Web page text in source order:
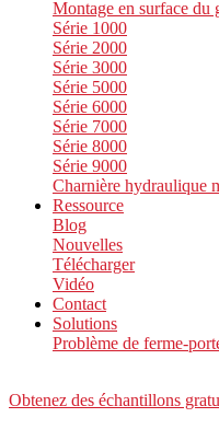
Montage en surface du
Série 1000
Série 2000
Série 3000
Série 5000
Série 6000
Série 7000
Série 8000
Série 9000
Charnière hydraulique
Ressource
Blog
Nouvelles
Télécharger
Vidéo
Contact
Solutions
Problème de ferme-
Obtenez des échantillons